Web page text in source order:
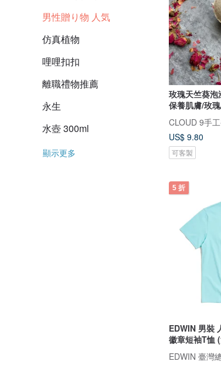
男性贈り物 人気
仿真植物
哩哩扣扣
離職禮物推薦
永生
水壺 300ml
顯示更多
玫瑰天竺葵
保養肌膚/玫
CLOUD 9手
US$ 9.80
可客製
5 折
EDWIN 男裝
徽章短袖T恤
EDWIN 臺灣